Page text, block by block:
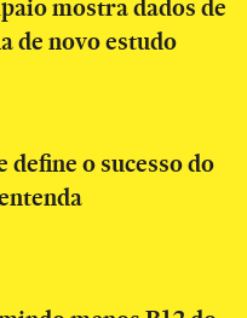
mostra dados de
de novo estudo
define o sucesso do